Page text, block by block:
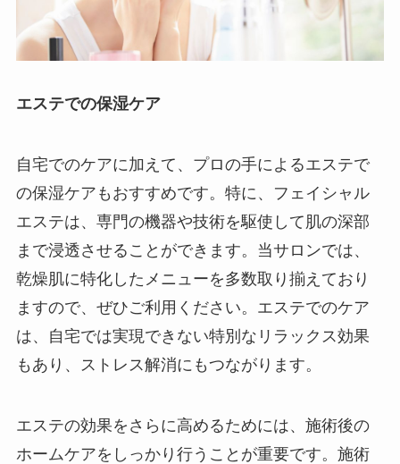
エステでの保湿ケア
自宅でのケアに加えて、プロの手によるエステで
の保湿ケアもおすすめです。特に、フェイシャル
エステは、専門の機器や技術を駆使して肌の深部
まで浸透させることができます。当サロンでは、
乾燥肌に特化したメニューを多数取り揃えており
ますので、ぜひご利用ください。エステでのケア
は、自宅では実現できない特別なリラックス効果
もあり、ストレス解消にもつながります。
エステの効果をさらに高めるためには、施術後の
ホームケアをしっかり行うことが重要です。施術